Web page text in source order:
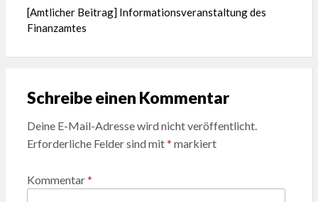
[Amtlicher Beitrag] Informationsveranstaltung des
Finanzamtes
Schreibe einen Kommentar
Deine E-Mail-Adresse wird nicht veröffentlicht.
Erforderliche Felder sind mit* markiert
Kommentar*